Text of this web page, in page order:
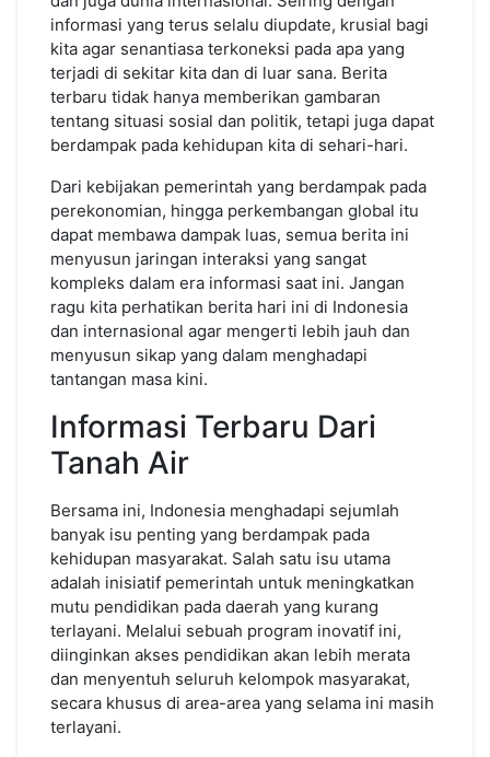
Tanah
Air
dan
juga
Internasional
informasi yang terus selalu diupdate, krusial bagi
kita agar senantiasa terkoneksi pada apa yang
terjadi di sekitar kita dan di luar sana. Berita
terbaru tidak hanya memberikan gambaran
tentang situasi sosial dan politik, tetapi juga dapat
berdampak pada kehidupan kita di sehari-hari.
Dari kebijakan pemerintah yang berdampak pada
perekonomian, hingga perkembangan global itu
dapat membawa dampak luas, semua berita ini
menyusun jaringan interaksi yang sangat
kompleks dalam era informasi saat ini. Jangan
ragu kita perhatikan berita hari ini di Indonesia
dan internasional agar mengerti lebih jauh dan
menyusun sikap yang dalam menghadapi
tantangan masa kini.
Informasi Terbaru Dari
Tanah Air
Bersama ini, Indonesia menghadapi sejumlah
banyak isu penting yang berdampak pada
kehidupan masyarakat. Salah satu isu utama
adalah inisiatif pemerintah untuk meningkatkan
mutu pendidikan pada daerah yang kurang
terlayani. Melalui sebuah program inovatif ini,
diinginkan akses pendidikan akan lebih merata
dan menyentuh seluruh kelompok masyarakat,
secara khusus di area-area yang selama ini masih
terlayani.